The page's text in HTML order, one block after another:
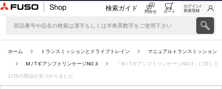
検索ガイド 問合せ カート
ログイン/
新規登録
ホーム トランスミッションとドライブトレイン マニュアルトランスミッション
M / TギアシフトリンケージNO.3 「M / TギアシフトリンケージNO.3」に対して
11件の商品が見つかりました